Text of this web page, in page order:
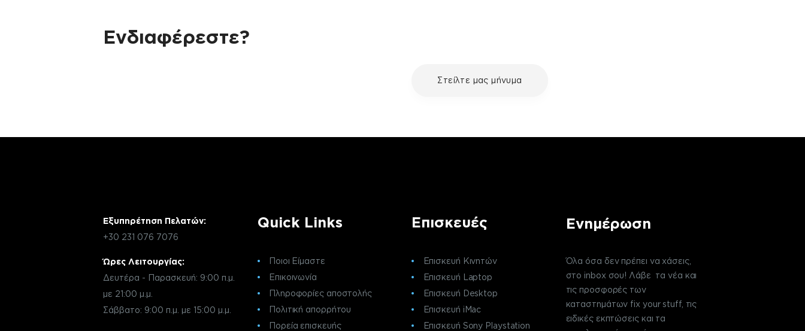
Ενδιαφέρεστε?
Στείλτε μας μήνυμα
Εξυπηρέτηση Πελατών:
+30 231 076 7076
Ώρες Λειτουργίας:
Δευτέρα - Παρασκευή: 9:00 π.μ.
με 21:00 μ.μ.
Σάββατο: 9:00 π.μ. με 15:00 μ.μ.
Quick Links
Ποιοι Είμαστε
Επικοινωνία
Πληροφορίες αποστολής
Πολιτική απορρήτου
Πορεία επισκευής
Επισκευές
Επισκευή Κινητών
Επισκευή Laptop
Επισκευή Desktop
Επισκευή iMac
Επισκευή Sony Playstation
Ενημέρωση
Όλα όσα δεν πρέπει να χάσεις,
στο inbox σου! Λάβε τα νέα και
τις προσφορές των
καταστημάτων fix your stuff, τις
ειδικές εκπτώσεις και τα